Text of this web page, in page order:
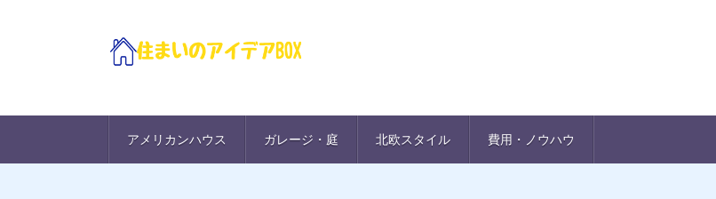
アメリカンハウス ガレージ・庭 北欧スタイル 費用・ノウハウ